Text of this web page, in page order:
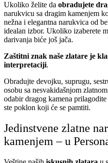
Ukoliko želite da obradujete
narukvicu sa dragim kamenjem
nežna i elegantna narukvica od
idealan izbor. Ukoliko izaberete
darivanja biće još jača.
Zaštitni znak naše zlatare je
interpretaciji.
Obradujte devojku, suprugu,
osobu sa nesvakidašnjom
odabir dragog kamena
ste poklon koji će se pamtiti.
Jedinstvene zlatne
kamenjem – u